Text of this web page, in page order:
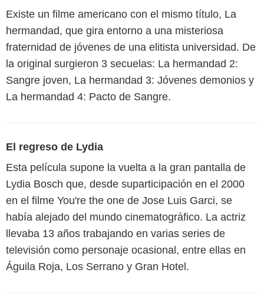
Existe un filme americano con el mismo título, La
hermandad, que gira entorno a una misteriosa
fraternidad de jóvenes de una elitista universidad. De
la original surgieron 3 secuelas: La hermandad 2:
Sangre joven, La hermandad 3: Jóvenes demonios y
La hermandad 4: Pacto de Sangre.
El regreso de Lydia
Esta película supone la vuelta a la gran pantalla de
Lydia Bosch que, desde suparticipación en el 2000
en el filme You're the one de Jose Luis Garci, se
había alejado del mundo cinematográfico. La actriz
llevaba 13 años trabajando en varias series de
televisión como personaje ocasional, entre ellas en
Águila Roja, Los Serrano y Gran Hotel.